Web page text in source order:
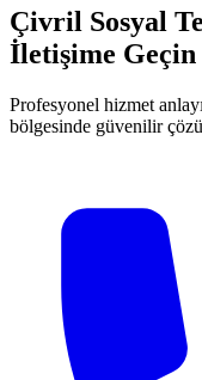
Çivril Sosyal
İletişime Geçin
Profesyonel hizmet
bölgesinde güvenilir